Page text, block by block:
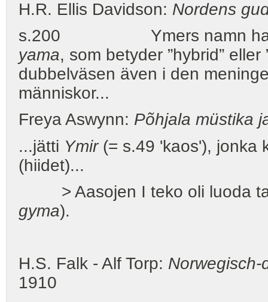
H.R. Ellis Davidson: Nordens
s.200 Ymers namn har
yama, som betyder ”hybrid”
dubbelväsen även i den
människor...
Freya Aswynn: Põhjala müstika
...jätti Ymir(= s.49 'kaos'), jonka
(hiidet)...
> Aasojen I teko oli luoda
gyma).
H.S. Falk - Alf Torp: Norwegisch-
1910